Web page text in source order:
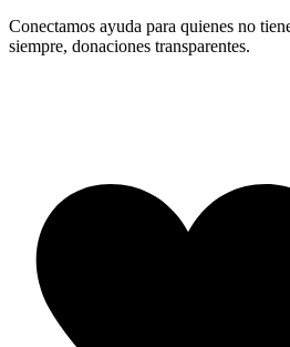
Conectamos ayuda para quienes no
siempre, donaciones transparentes.